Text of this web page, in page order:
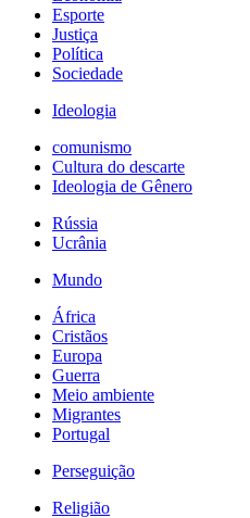
Esporte
Justiça
Política
Sociedade
Ideologia
comunismo
Cultura do descarte
Ideologia de Gênero
Rússia
Ucrânia
Mundo
África
Cristãos
Europa
Guerra
Meio ambiente
Migrantes
Portugal
Perseguição
Religião